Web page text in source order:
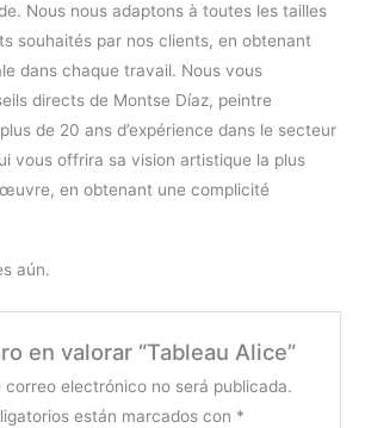
Nous nous adaptons à toutes les tailles
souhaités par nos clients, en obtenant
dans chaque travail. Nous vous
directs de Montse Díaz, peintre
de 20 ans d’expérience dans le secteur
vous offrira sa vision artistique la plus
en obtenant une complicité
aún.
en valorar “Tableau Alice”
correo electrónico no será publicada.
están marcados con *